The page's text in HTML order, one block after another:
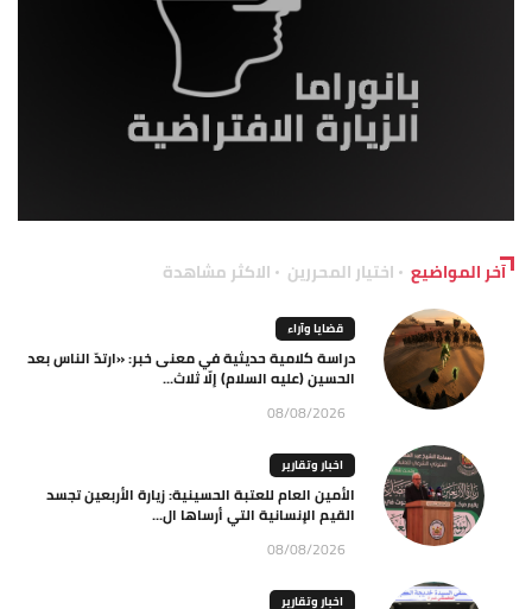
آخر المواضيع اختيار المحررين الاكثر مشاهدة
قضايا وآراء
دراسة كلامية حديثية في معنى خبر: «ارتدّ الناس بعد
الحسين (عليه السلام) إلّا ثلاث...
08/08/2026
اخبار وتقارير
الأمين العام للعتبة الحسينية: زيارة الأربعين تجسد
القيم الإنسانية التي أرساها ال...
08/08/2026
اخبار وتقارير